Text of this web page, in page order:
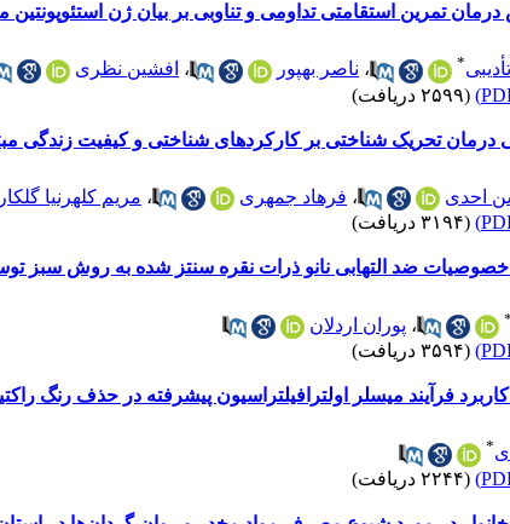
درمان تمرین استقامتی تداومی و تناوبی بر بیان ژن
* ، ناصر بهپور ، افشین نظری
(۲۵۹۹ دریافت)
درمان تحریک شناختی بر کارکردهای شناختی و کیفیت زندگی
احدی ، فرهاد جمهری ، مریم کلهرنیا گلکار
(۳۱۹۴ دریافت)
ضد التهابی نانو ذرات نقره سنتز شده به روش سبز
* ، پوران اردلان
(۳۵۹۴ دریافت)
فرآیند میسلر اولترافیلتراسیون پیشرفته در حذف رنگ راکتیو بلک 5 از
*
(۲۲۴۴ دریافت)